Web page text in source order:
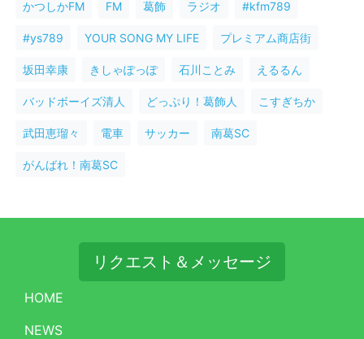
かつしかFM FM 葛飾 ラジオ #kfm789
#ys789 YOUR SONG MY LIFE プレミアム商店街
坂田幸康 きしゃぽっぽ 石川ことみ えるるん
バッドボーイズ清人 どっぷり！葛飾人 こすぎちか
武田恵瑠々 電車 サッカー 南葛SC
がんばれ！南葛SC
リクエスト＆メッセージ
HOME
NEWS